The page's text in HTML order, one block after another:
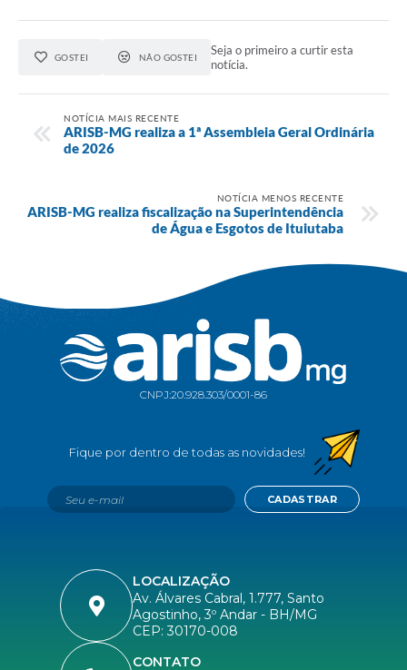
GOSTEI NÃO GOSTEI
Seja o primeiro a curtir esta
notícia.
NOTÍCIA MAIS RECENTE
ARISB-MG realiza a 1ª Assembleia Geral Ordinária
de 2026
NOTÍCIA MENOS RECENTE
ARISB-MG realiza fiscalização na Superintendência
de Água e Esgotos de Ituiutaba
CNPJ:20.928.303/0001-86
LOCALIZAÇÃO
Av. Álvares Cabral, 1.777, Santo
Agostinho, 3º Andar - BH/MG
CEP: 30170-008
CONTATO
CADASTRAR